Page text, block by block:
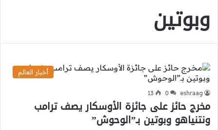
وبوتين
أخبار العالم
eshraag
0
13
مخرج حائز على جائزة الأوسكار يصف ترامب
ونتنياهو وبوتين بـ”الوحوش”